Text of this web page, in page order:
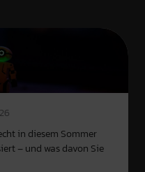
in diesem Sommer
– und was davon Sie